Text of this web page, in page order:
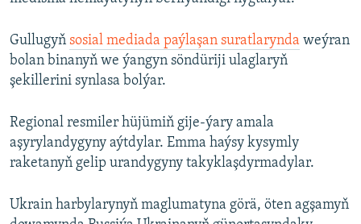
Gullugyň sosial mediada paýlaşan suratlarynda weýran
bolan binanyň we ýangyn söndüriji ulaglaryň
şekillerini synlasa bolýar.
Regional resmiler hüjümiň gije-ýary amala
aşyrylandygyny aýtdylar. Emma haýsy kysymly
raketanyň gelip urandygyny takyklaşdyrmadylar.
Ukrain harbylarynyň maglumatyna görä, öten agşamyň